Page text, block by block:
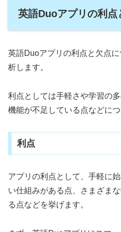
英語Duoアプリの利点
英語Duoアプリの利点と欠点
析します。
利点としては手軽さや学習の
機能が不足している点などにつ
利点
アプリの利点として、手軽に
い仕組みがある点、さまざま
る点などを挙げます。